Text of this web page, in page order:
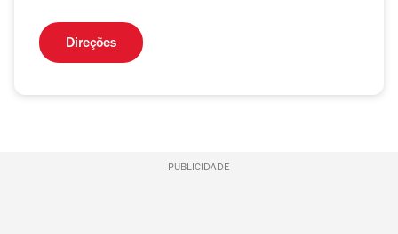
Direções
PUBLICIDADE